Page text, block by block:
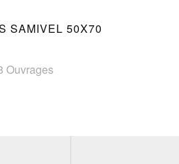
SAMIVEL 50X70
Ouvrages